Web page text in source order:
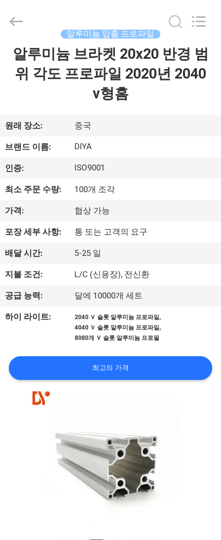
집
회
사
소
공
장
견
학
관
Industrial
Rights
Reserved.
알루미늄 압출 프로파일
알루미늄 브라켓 20x20 반경 범
위 각도 프로파일 2020년 2040
v형홈
원래 장소: 중국
브랜드 이름: DIYA
인증: ISO9001
최소 주문 수량: 100개 조각
가격: 협상 가능
포장 세부 사항: 통 또는 고객의 요구
배달 시간: 5-25 일
지불 조건: L/C (신용장), 전신환
공급 능력: 달에 10000개 세트
하이 라이트: 2040 Ｖ 슬롯 알루미늄 프로파일,
4040 Ｖ 슬롯 알루미늄 프로파일,
8080개 Ｖ 슬롯 알루미늄 프로필
최고의 가격